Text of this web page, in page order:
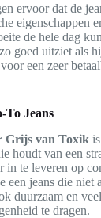
ervoor dat de
eigenschappen
de hele dag
goed uitziet als
een zeer
To Jeans
Grijs van Toxik
houdt van een
in te leveren op
een jeans die niet
duurzaam en
te dragen.